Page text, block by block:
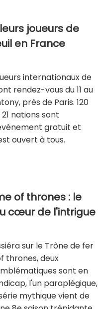
joueurs de
en France
internationaux de
rendez-vous du 11 au
près de Paris. 120
nations sont
gratuit et
ouvert à tous.
of thrones : le
cœur de l'intrigue
sur le Trône de fer
thrones, deux
sont en
l'un paraplégique,
mythique vient de